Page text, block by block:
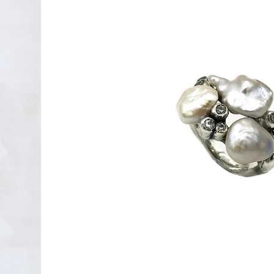
LINEARGENT
MAR CUCURELLA
SKULL RIDER